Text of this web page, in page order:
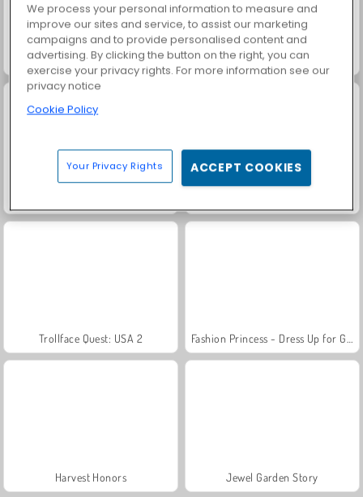
Goods Master 3D Organization Princess
Trollface Quest: USA 2
Harvest Honors Jewel Garden Story
We process your personal information to measure and
improve our sites and service, to assist our marketing
campaigns and to provide personalised content and
advertising. By clicking the button on the right, you can
exercise your privacy rights. For more information see our
privacy notice
Cookie Policy
Your Privacy Rights ACCEPT COOKIES